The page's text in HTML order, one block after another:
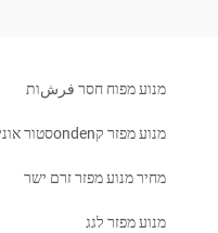
מנוע מפוח חסר فرشות
מנוע מפזר קondenסטור אוניברסלי
מחיר מנוע מפזר זרם ישר
מנוע מפזר לגג